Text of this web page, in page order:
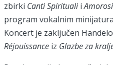
zbirki Canti Spiritualii
program vokalnim
Koncert je zaključen
Réjouissance iz Glazbe za